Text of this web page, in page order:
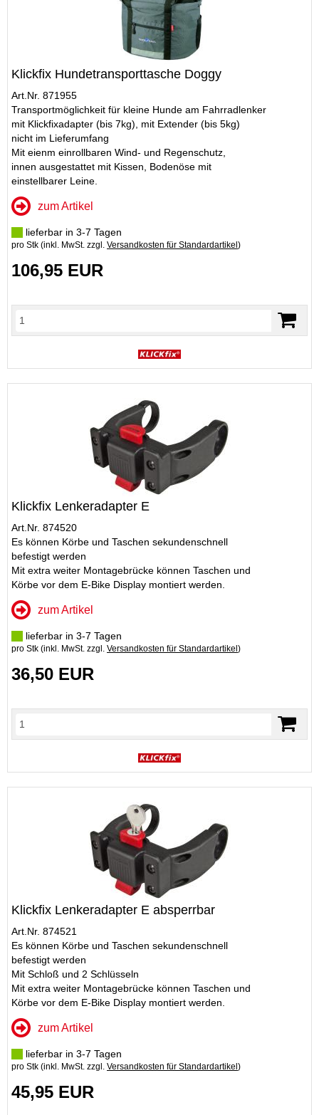
Klickfix Hundetransporttasche Doggy
Art.Nr. 871955
Transportmöglichkeit für kleine Hunde am Fahrradlenker
mit Klickfixadapter (bis 7kg), mit Extender (bis 5kg)
nicht im Lieferumfang
Mit eienm einrollbaren Wind- und Regenschutz,
innen ausgestattet mit Kissen, Bodenöse mit
einstellbarer Leine.
zum Artikel
lieferbar in 3-7 Tagen
pro Stk (inkl. MwSt. zzgl. Versandkosten für Standardartikel)
106,95 EUR
Klickfix Lenkeradapter E
Art.Nr. 874520
Es können Körbe und Taschen sekundenschnell
befestigt werden
Mit extra weiter Montagebrücke können Taschen und
Körbe vor dem E-Bike Display montiert werden.
zum Artikel
lieferbar in 3-7 Tagen
pro Stk (inkl. MwSt. zzgl. Versandkosten für Standardartikel)
36,50 EUR
Klickfix Lenkeradapter E absperrbar
Art.Nr. 874521
Es können Körbe und Taschen sekundenschnell
befestigt werden
Mit Schloß und 2 Schlüsseln
Mit extra weiter Montagebrücke können Taschen und
Körbe vor dem E-Bike Display montiert werden.
zum Artikel
lieferbar in 3-7 Tagen
pro Stk (inkl. MwSt. zzgl. Versandkosten für Standardartikel)
45,95 EUR